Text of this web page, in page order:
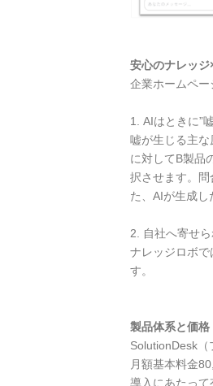
安心のナレッジ
企業ホームペー
1. AIはときに”
嘘が生じる主
に対してB製品
択させます。
た、AIが生成し
2. 自社へ寄せ
ナレッジロボ
す。
製品体系と価格
SolutionDesk（
月額基本料金
導入にあたって